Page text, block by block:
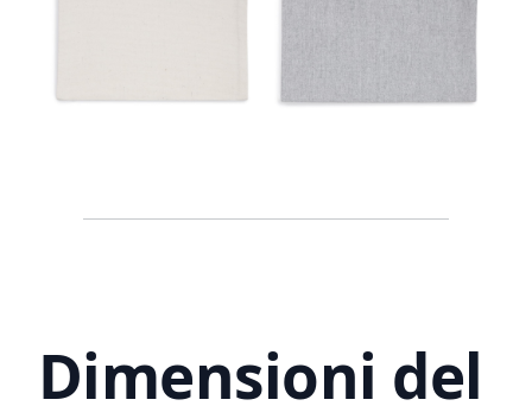
Dimensioni del